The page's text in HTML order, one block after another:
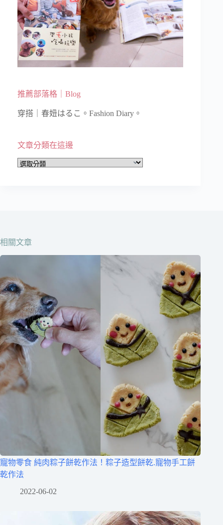
推薦部落格｜Blog
穿搭｜春妞はるこ。Fashion Diary。
文章分類在這邊
文
相關文章
寵物零食 純肉粽子餅乾作法！粽子造型餅乾.寵物手工餅
乾作法
2022-06-02